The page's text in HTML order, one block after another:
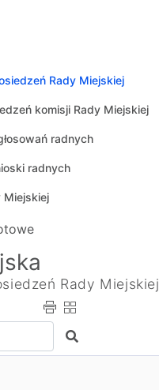
Rady Miejskiej
komisji Rady Miejskiej
radnych
radnych
Miejskiej
Rady Miejskiej
Szukaj